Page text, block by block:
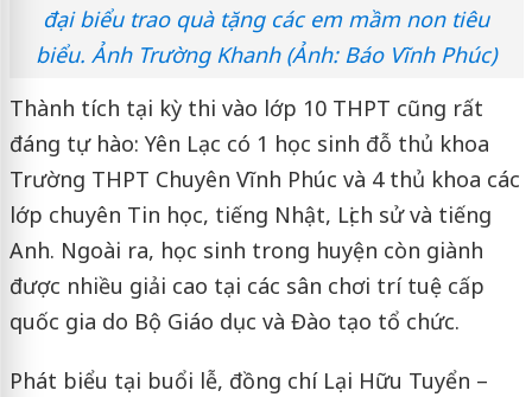
đại biểu trao quà tặng các em mầm non tiêu
biểu. Ảnh Trường Khanh (Ảnh: Báo Vĩnh Phúc)
Thành tích tại kỳ thi vào lớp 10 THPT cũng rất
đáng tự hào: Yên Lạc có 1 học sinh đỗ thủ khoa
Trường THPT Chuyên Vĩnh Phúc và 4 thủ khoa các
lớp chuyên Tin học, tiếng Nhật, Lịch sử và tiếng
Anh. Ngoài ra, học sinh trong huyện còn giành
được nhiều giải cao tại các sân chơi trí tuệ cấp
quốc gia do Bộ Giáo dục và Đào tạo tổ chức.
Phát biểu tại buổi lễ, đồng chí Lại Hữu Tuyển –